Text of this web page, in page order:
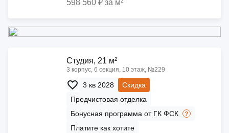
598 560 ₽ за м²
Cтудия, 21 м²
3 корпус, 6 секция, 10 этаж, №229
3 кв 2028
Скидка
Предчистовая отделка
Бонусная программа от ГК ФСК
Платите как хотите